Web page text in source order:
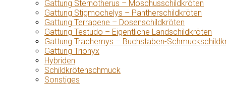
Gattung Sternotherus – Moschusschildkröten
Gattung Stigmochelys – Pantherschildkröten
Gattung Terrapene – Dosenschildkröten
Gattung Testudo – Eigentliche Landschildkröten
Gattung Trachemys – Buchstaben-
Gattung Trionyx
Hybriden
Schildkrötenschmuck
Sonstiges